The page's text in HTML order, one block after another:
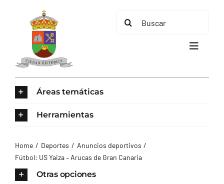
contenido
Buscar:
Toggle
AYUNTAMIENTO
Áreas temáticas
Herramientas
Home Deportes
Anuncios deportivos
Fútbol: US Yaiza – Arucas de Gran Canaria
Otras opciones